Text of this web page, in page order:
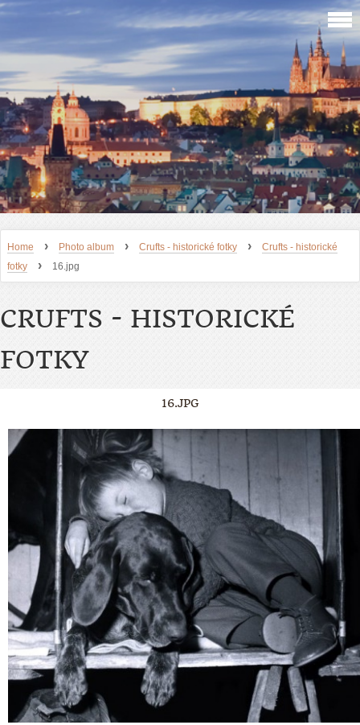
Home › Photo album › Crufts - historické fotky ›
Crufts - historické
fotky
› 16.jpg
CRUFTS - HISTORICKÉ
FOTKY
16.JPG